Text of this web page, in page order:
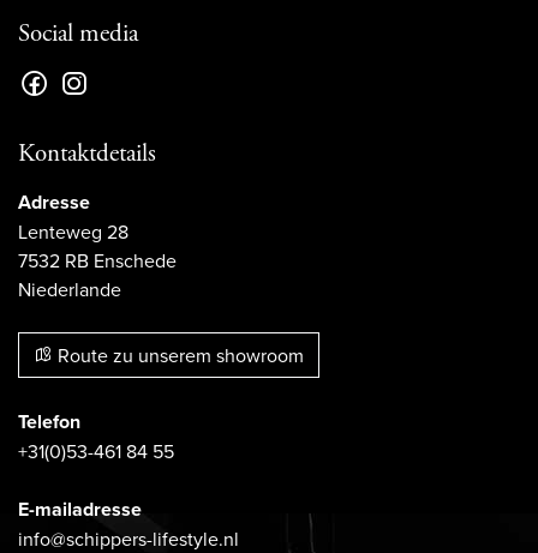
Social media
Kontaktdetails
Adresse
Lenteweg 28
7532 RB Enschede
Niederlande
Route zu unserem showroom
Telefon
+31(0)53-461 84 55
E-mailadresse
info@schippers-lifestyle.nl